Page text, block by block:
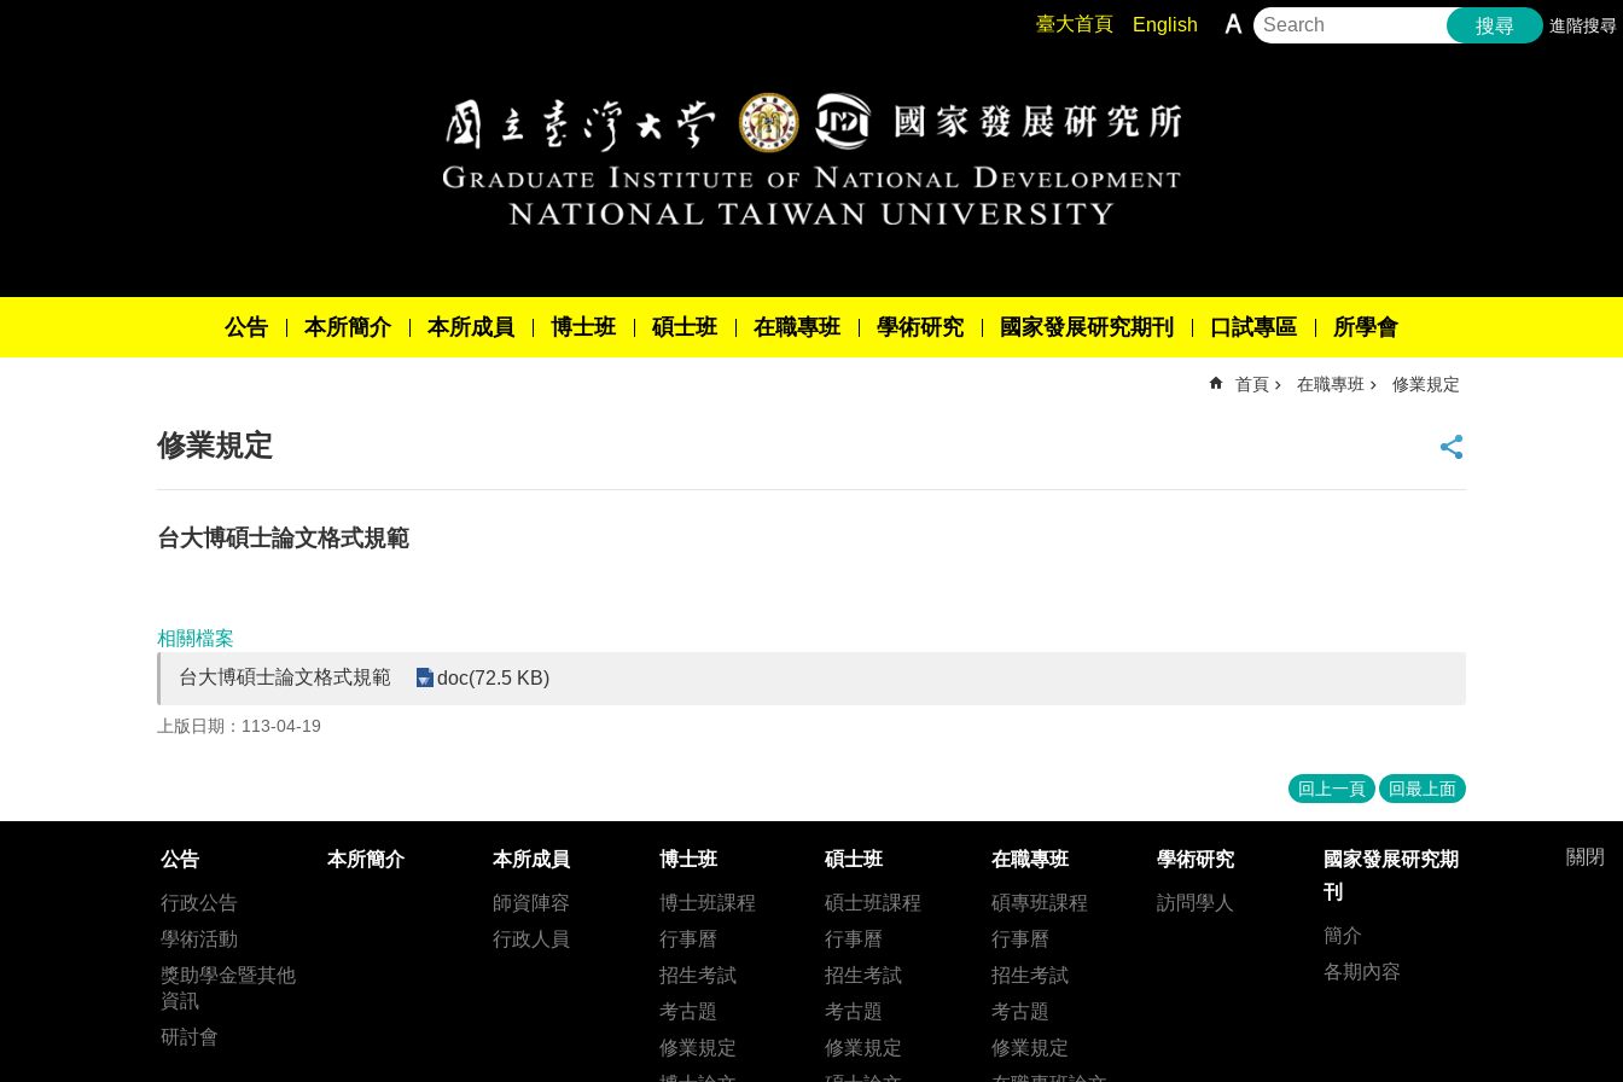
臺大首頁 English 搜尋 進階搜尋
公告 本所簡介 本所成員 博士班 碩士班 在職專班 學術研究 國家發展研究期刊 口試專區 所學會
首頁 在職專班 修業規定
修業規定
台大博碩士論文格式規範
相關檔案
台大博碩士論文格式規範
doc(72.5 KB)
上版日期：113-04-19
回上一頁 回最上面
關閉
公告
行政公告
學術活動
獎助學金暨其他
資訊
研討會
本所簡介 本所成員
師資陣容
行政人員
博士班
博士班課程
行事曆
招生考試
考古題
修業規定
碩士班
碩士班課程
行事曆
招生考試
考古題
修業規定
在職專班
碩專班課程
行事曆
招生考試
考古題
修業規定
學術研究
訪問學人
國家發展研究期
刊
簡介
各期內容